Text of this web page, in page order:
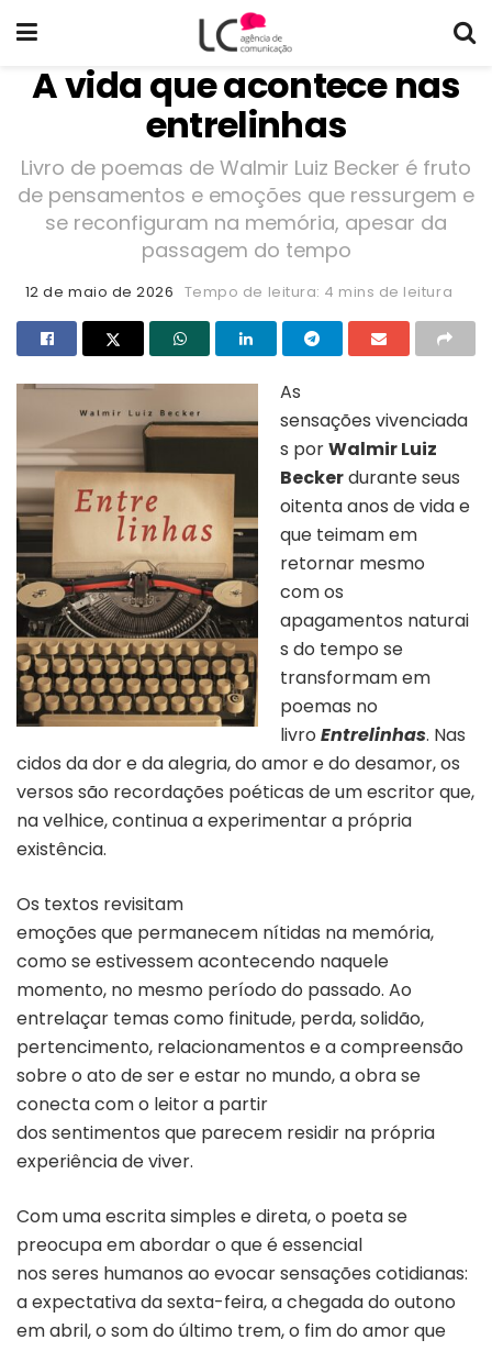
A vida que acontece nas
entrelinhas
Livro de poemas de Walmir Luiz Becker é fruto
de pensamentos e emoções que ressurgem e
se reconfiguram na memória, apesar da
passagem do tempo
12 de maio de 2026 Tempo de leitura: 4 mins de leitura
As
sensações vivenciada
s porWalmir Luiz
Beckerdurante seus
oitenta anos de vida e
que teimam em
retornar mesmo
com os
apagamentos naturai
s do tempo se
transformam em
poemas no
livro Entrelinhas. Nas
cidos da dor e da alegria, do amor e do desamor, os
versos são recordações poéticas de um escritor que,
na velhice, continua a experimentar a própria
existência.
Os textos revisitam
emoções que permanecem nítidas na memória,
como se estivessem acontecendo naquele
momento, no mesmo período do passado. Ao
entrelaçar temas como finitude, perda, solidão,
pertencimento, relacionamentos e a compreensão
sobre o ato de ser e estar no mundo, a obra se
conecta com o leitor a partir
dos sentimentos que parecem residir na própria
experiência de viver.
Com uma escrita simples e direta, o poeta se
preocupa em abordar o que é essencial
nos seres humanos ao evocar sensações cotidianas:
a expectativa da sexta-feira, a chegada do outono
em abril, o som do último trem, o fim do amor que